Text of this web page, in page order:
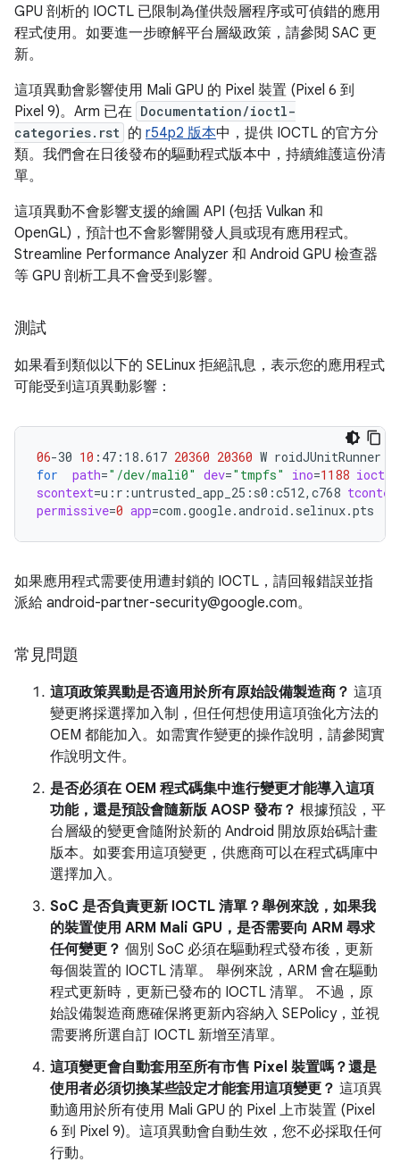
GPU 剖析的 IOCTL 已限制為僅供殼層程序或可偵錯的應用
程式使用。如要進一步瞭解平台層級政策，請參閱 SAC 更
新。
這項異動會影響使用 Mali GPU 的 Pixel 裝置 (Pixel 6 到
Pixel 9)。Arm 已在 Documentation/ioctl-
categories.rst 的 r54p2 版本中，提供 IOCTL 的官方分
類。我們會在日後發布的驅動程式版本中，持續維護這份清
單。
這項異動不會影響支援的繪圖 API (包括 Vulkan 和
OpenGL)，預計也不會影響開發人員或現有應用程式。
Streamline Performance Analyzer 和 Android GPU 檢查器
等 GPU 剖析工具不會受到影響。
測試
如果看到類似以下的 SELinux 拒絕訊息，表示您的應用程式
可能受到這項異動影響：
06-30 10 :47:18.617 20360 20360 W roidJUnitRunner:
for
path="/dev/mali0" dev="tmpfs" ino=1188
scontext=u:r:untrusted_app_25:s0:c512,c768
permissive=0 app=
如果應用程式需要使用遭封鎖的 IOCTL，請回報錯誤並指
派給 android-partner-security@google.com。
常見問題
這項政策異動是否適用於所有原始設備製造商？ 這項
變更將採選擇加入制，但任何想使用這項強化方法的
OEM 都能加入。如需實作變更的操作說明，請參閱實
作說明文件。
是否必須在 OEM 程式碼集中進行變更才能導入這項
功能，還是預設會隨新版 AOSP 發布？ 根據預設，平
台層級的變更會隨附於新的 Android 開放原始碼計畫
版本。如要套用這項變更，供應商可以在程式碼庫中
選擇加入。
SoC 是否負責更新 IOCTL 清單？舉例來說，如果我
的裝置使用 ARM Mali GPU，是否需要向 ARM 尋求
任何變更？ 個別 SoC 必須在驅動程式發布後，更新
每個裝置的 IOCTL 清單。 舉例來說，ARM 會在驅動
程式更新時，更新已發布的 IOCTL 清單。 不過，原
始設備製造商應確保將更新內容納入 SEPolicy，並視
需要將所選自訂 IOCTL 新增至清單。
這項變更會自動套用至所有市售 Pixel 裝置嗎？還是
使用者必須切換某些設定才能套用這項變更？ 這項異
動適用於所有使用 Mali GPU 的 Pixel 上市裝置 (Pixel
6 到 Pixel 9)。這項異動會自動生效，您不必採取任何
行動。